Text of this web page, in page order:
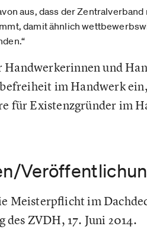
aus, dass der Zentralverband
damit ähnlich
Handwerkerinnen und
im Handwerk
für Existenzgründer im
Meisterpflicht im
ZVDH, 17. Juni 2014.